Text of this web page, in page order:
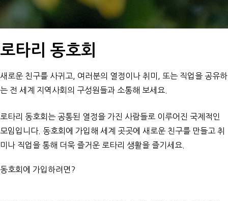
로타리 동호회
새로운 친구를 사귀고, 여러분의 열정이나 취미, 또는 직업을 공유하
는 전 세계 지역사회의 구성원들과 소통해 보세요.
로타리 동호회는 공통된 열정을 가진 사람들로 이루어진 국제적인
모임입니다. 동호회에 가입해 세계 곳곳에 새로운 친구를 만들고 취
미나 직업을 통해 더욱 즐거운 로타리 생활을 즐기세요.
동호회에 가입하려면?